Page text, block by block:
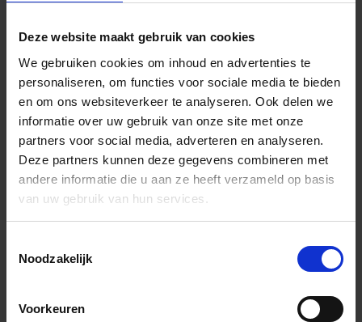
Deze website maakt gebruik van cookies
We gebruiken cookies om inhoud en advertenties te
personaliseren, om functies voor sociale media te bieden
en om ons websiteverkeer te analyseren. Ook delen we
informatie over uw gebruik van onze site met onze
partners voor social media, adverteren en analyseren.
Deze partners kunnen deze gegevens combineren met
andere informatie die u aan ze heeft verzameld op basis
van uw gebruik van hun services.
Noodzakelijk
Voorkeuren